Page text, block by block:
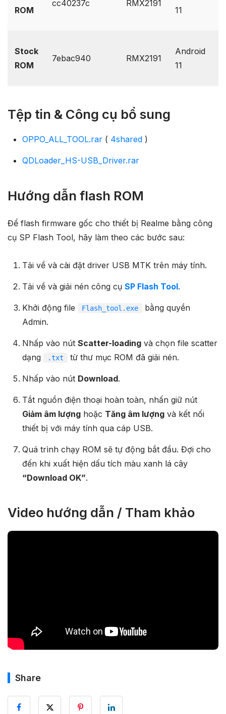
ROM
cc40237c RMX2191
11
Stock
ROM
7ebac940 RMX2191
Android
11
Tệp tin & Công cụ bổ sung
OPPO_ALL_TOOL.rar( 4shared)
QDLoader_HS-USB_Driver.rar
Hướng dẫn flash ROM
Để flash firmware gốc cho thiết bị Realme bằng công
cụ SP Flash Tool, hãy làm theo các bước sau:
Tải về và cài đặt driver USB MTK trên máy tính.
Tải về và giải nén công cụ SP Flash Tool.
Khởi động file Flash_tool.exe
bằng quyền
Admin.
Nhấp vào nút Scatter-loadingvà chọn file scatter
dạng
.txt từ thư mục ROM đã giải nén.
Nhấp vào nút Download.
Tắt nguồn điện thoại hoàn toàn, nhấn giữ nút
Giảm âm lượnghoặc Tăng âm lượngvà kết nối
thiết bị với máy tính qua cáp USB.
Quá trình chạy ROM sẽ tự động bắt đầu. Đợi cho
đến khi xuất hiện dấu tích màu xanh lá cây
“Download OK”.
Video hướng dẫn / Tham khảo
Share